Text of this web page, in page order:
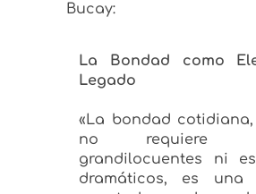
Bucay:
La Bondad como
Legado
«La bondad
no requiere
grandilocuentes ni
dramáticos, es una